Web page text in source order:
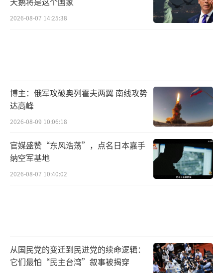
2026-08-07 14:25:38
博主：俄军攻破奥列霍夫两翼 南线攻势
达高峰
2026-08-09 10:06:18
官媒盛赞“东风浩荡”，点名日本嘉手
纳空军基地
2026-08-07 10:40:02
从国民党的变迁到民进党的续命逻辑：
它们最怕“民主台湾”叙事被揭穿